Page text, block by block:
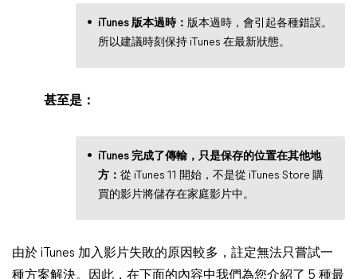
iTunes 版本過時： 版本過時，會引起各種錯誤。
所以建議時刻保持 iTunes 在最新狀態。
甚至是：
iTunes 完成了傳輸，只是保存的位置在其他地
方： 從 iTunes 11 開始，不是從 iTunes Store 購
買的影片將儲存在家庭影片中。
由於 iTunes 加入影片失敗的原因較多，註定無法只嘗試一
種方案解決。因此，在下面的內容中我們為您介紹了 5 種最